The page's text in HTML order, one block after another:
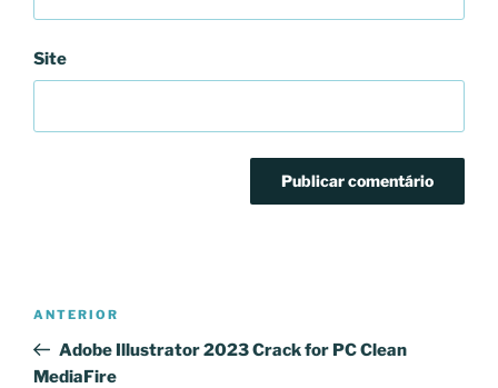
Site
artigos
Conteúdo
anterior
ANTERIOR
Adobe Illustrator 2023 Crack for PC Clean
MediaFire